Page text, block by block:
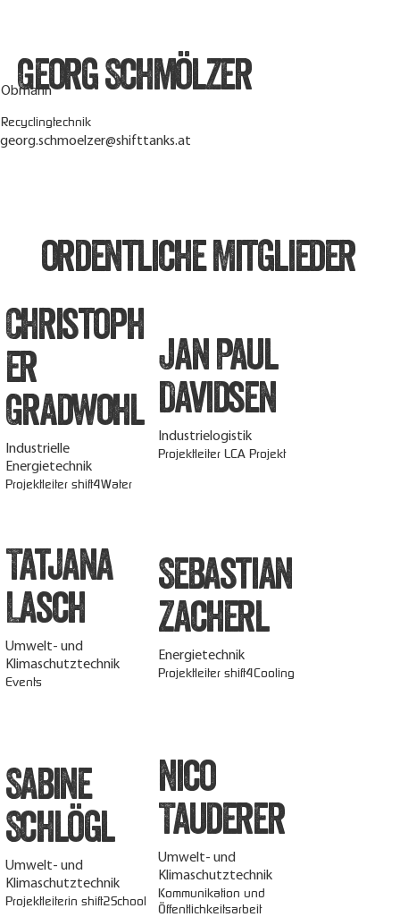
Georg Schmölzer
Obmann
Recyclingtechnik
georg.schmoelzer@shifttanks.at
ordentliche Mitglieder
Christoph
er
Gradwohl
Industrielle
Energietechnik
Projektleiter shift4Water
Jan Paul
Davidsen
Industrielogistik
Projektleiter LCA Projekt
Tatjana
Lasch
Umwelt- und
Klimaschutztechnik
Events
Sebastian
Zacherl
Energietechnik
Projektleiter shift4Cooling
Sabine
Schlögl
Umwelt- und
Klimaschutztechnik
Projektleiterin shift2School
Nico
Tauderer
Umwelt- und
Klimaschutztechnik
Kommunikation und
Öffentlichkeitsarbeit